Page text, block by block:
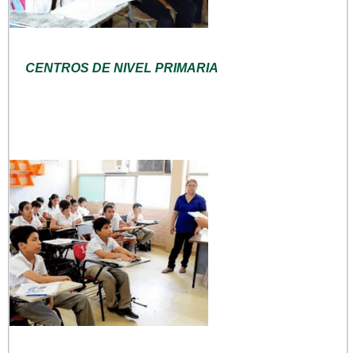
CENTROS DE NIVEL PRIMARIA